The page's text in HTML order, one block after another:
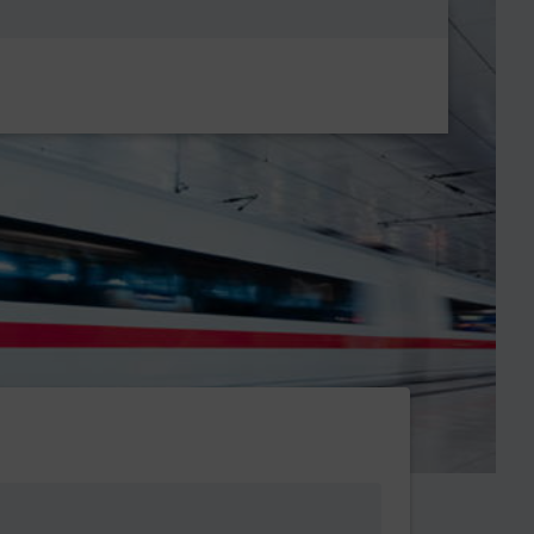
Bf (Busbahnhof)